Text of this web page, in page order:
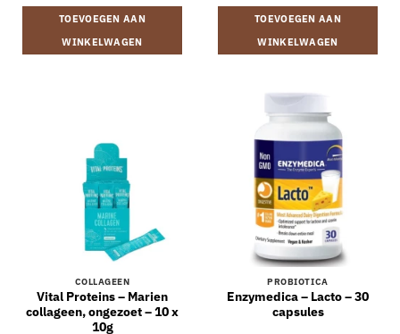
TOEVOEGEN AAN
WINKELWAGEN
TOEVOEGEN AAN
WINKELWAGEN
COLLAGEEN
Vital Proteins – Marien
collageen, ongezoet – 10 x
10g
PROBIOTICA
Enzymedica – Lacto – 30
capsules